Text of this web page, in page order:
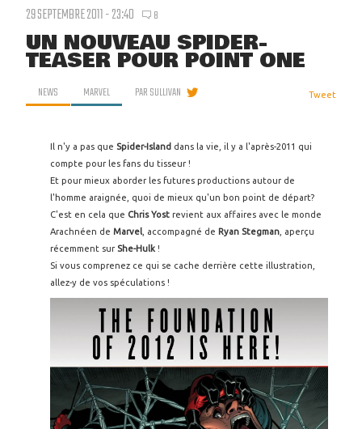
29 SEPTEMBRE 2011 - 23:40 8
UN NOUVEAU SPIDER-
TEASER POUR POINT ONE
NEWS MARVEL PARSULLIVAN Tweet
Il n'y a pas que Spider-Island dans la vie, il y a l'après-2011 qui
compte pour les fans du tisseur !
Et pour mieux aborder les futures productions autour de
l'homme araignée, quoi de mieux qu'un bon point de départ?
C'est en cela que Chris Yost revient aux affaires avec le monde
Arachnéen de Marvel , accompagné de Ryan Stegman , aperçu
récemment sur She-Hulk !
Si vous comprenez ce qui se cache derrière cette illustration,
allez-y de vos spéculations !